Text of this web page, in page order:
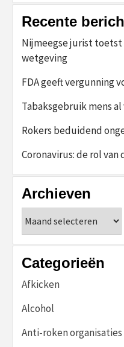
Recente
Nijmeegse jurist
wetgeving
FDA geeft vergunning
Tabaksgebruik mens
Rokers beduidend
Coronavirus: de rol van
Archieven
Categorieën
Afkicken
Alcohol
Anti-roken organisaties